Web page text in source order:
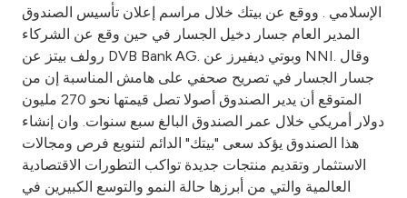
Branch & ATM locator
Germany
Malaysia
Turkey
الإسلامي . ووقع عن بيتك خلال مراسم إعلان تأسيس الصندوق
المدير العام جسار دخيل الجسار في حين وقع عن الشركاء
رولف بيتز عن DVB Bank AG. وبوتي ديفيرز عن NNI. وقال
جسار الجسار في تصريح صحفي على هامش المناسبة إن من
المتوقع أن يدير الصندوق أصولا تصل قيمتها نحو 270 مليون
دولار أمريكي خلال عمر الصندوق البالغ سبع سنوات. وان إنشاء
هذا الصندوق يؤكد سعى "بيتك" الدائم لتنويع فرص ومجالات
الاستثمار وتقديم منتجات جديدة تواكب التطورات الاقتصادية
العالمية والتي من أبرزها حالة النمو والتوسع الكبيرين في